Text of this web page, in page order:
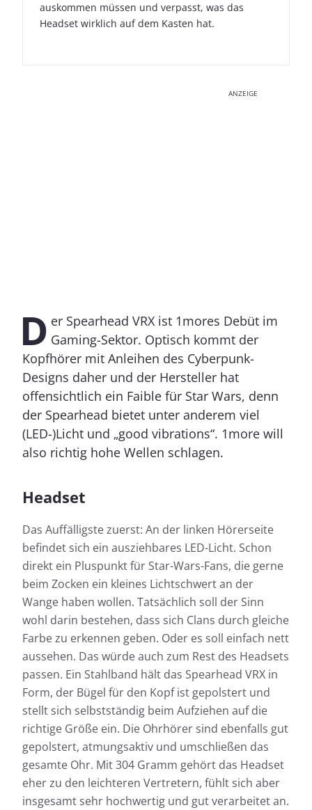
auskommen müssen und verpasst, was das
Headset wirklich auf dem Kasten hat.
ANZEIGE
D er Spearhead VRX ist 1mores Debüt im
Gaming-Sektor. Optisch kommt der
Kopfhörer mit Anleihen des Cyberpunk-
Designs daher und der Hersteller hat
offensichtlich ein Faible für Star Wars, denn
der Spearhead bietet unter anderem viel
(LED-)Licht und „good vibrations“. 1more will
also richtig hohe Wellen schlagen.
Headset
Das Auffälligste zuerst: An der linken Hörerseite
befindet sich ein ausziehbares LED-Licht. Schon
direkt ein Pluspunkt für Star-Wars-Fans, die gerne
beim Zocken ein kleines Lichtschwert an der
Wange haben wollen. Tatsächlich soll der Sinn
wohl darin bestehen, dass sich Clans durch gleiche
Farbe zu erkennen geben. Oder es soll einfach nett
aussehen. Das würde auch zum Rest des Headsets
passen. Ein Stahlband hält das Spearhead VRX in
Form, der Bügel für den Kopf ist gepolstert und
stellt sich selbstständig beim Aufziehen auf die
richtige Größe ein. Die Ohrhörer sind ebenfalls gut
gepolstert, atmungsaktiv und umschließen das
gesamte Ohr. Mit 304 Gramm gehört das Headset
eher zu den leichteren Vertretern, fühlt sich aber
insgesamt sehr hochwertig und gut verarbeitet an.